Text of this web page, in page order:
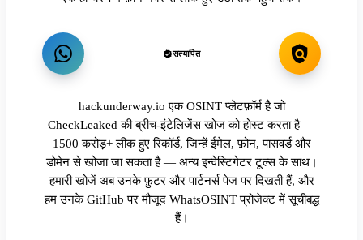
सत्यापित
hackunderway.io एक OSINT प्लेटफ़ॉर्म है जो
CheckLeaked की ब्रीच-इंटेलिजेंस खोज को होस्ट करता है —
1500 करोड़+ लीक हुए रिकॉर्ड, जिन्हें ईमेल, फ़ोन, पासवर्ड और
डोमेन से खोजा जा सकता है — अन्य इन्वेस्टिगेटर टूल्स के साथ।
हमारी खोजें अब उनके फ़ुटर और पार्टनर्स पेज पर दिखती हैं, और
हम उनके GitHub पर मौजूद WhatsOSINT प्रोजेक्ट में सूचीबद्ध
हैं।